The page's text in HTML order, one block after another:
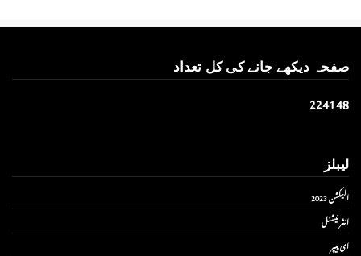
صفحہ دیکھے جانے کی کل تعداد
224148
لیبلز
الیکشن 2023
انٹر نیشنل
ای پیپر